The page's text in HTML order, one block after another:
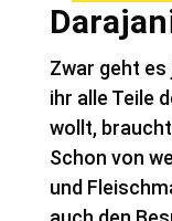
Zwar geht
ihr alle Teile
wollt,
Schon von
und